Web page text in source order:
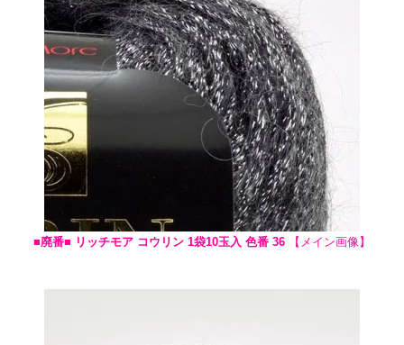
■廃番■ リッチモア コウリン 1袋10玉入 色番 36 【メイン画像】